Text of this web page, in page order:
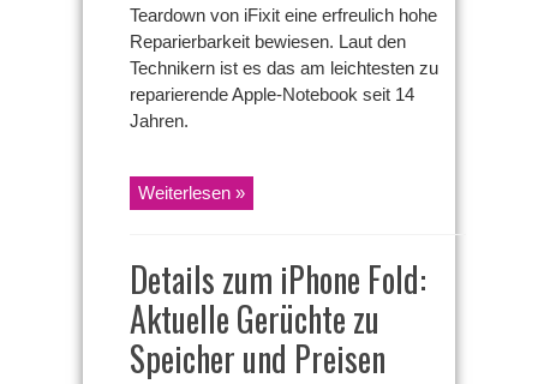
Teardown von iFixit eine erfreulich hohe
Reparierbarkeit bewiesen. Laut den
Technikern ist es das am leichtesten zu
reparierende Apple-Notebook seit 14
Jahren.
Weiterlesen »
Details zum iPhone Fold:
Aktuelle Gerüchte zu
Speicher und Preisen